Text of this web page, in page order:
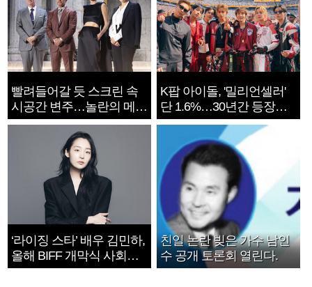
빨려들어갈 듯 스크린 속
시공간 변주…놀란의 메시
지는 ‘전쟁 속죄’
K팝 아이돌, '밀리언셀러'
단 1.6%…30년간 등장
1182개팀 전수조사
‘라이징 스타’ 배우 김민하,
올해 BIFF 개막식 사회자
확정
친일 논란 빚은 가수 남인
수 공개 토론회 열린다.